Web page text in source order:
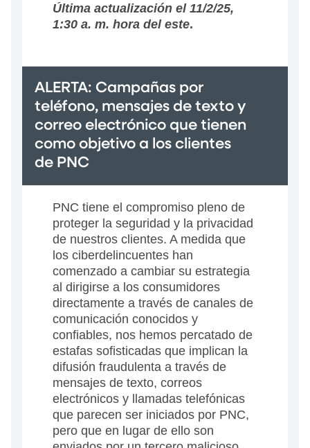
Última actualización el 11/2/25,
1:30 a. m. hora del este.
ALERTA: Campañas por
teléfono, mensajes de texto y
correo electrónico que tienen
como objetivo a los clientes
de PNC
PNC tiene el compromiso pleno de
proteger la seguridad y la privacidad
de nuestros clientes. A medida que
los ciberdelincuentes han
comenzado a cambiar su estrategia
al dirigirse a los consumidores
directamente a través de canales de
comunicación conocidos y
confiables, nos hemos percatado de
estafas sofisticadas que implican la
difusión fraudulenta a través de
mensajes de texto, correos
electrónicos y llamadas telefónicas
que parecen ser iniciados por PNC,
pero que en lugar de ello son